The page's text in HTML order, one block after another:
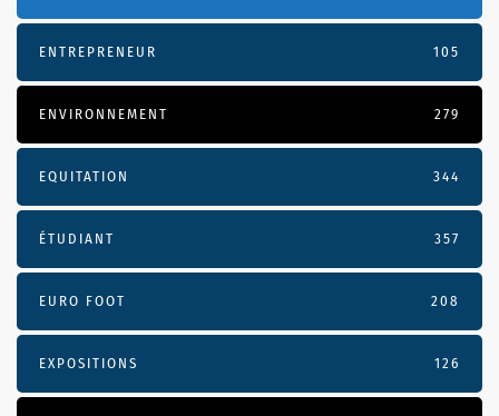
ENTREPRENEUR 105
ENVIRONNEMENT 279
EQUITATION 344
ÉTUDIANT 357
EURO FOOT 208
EXPOSITIONS 126